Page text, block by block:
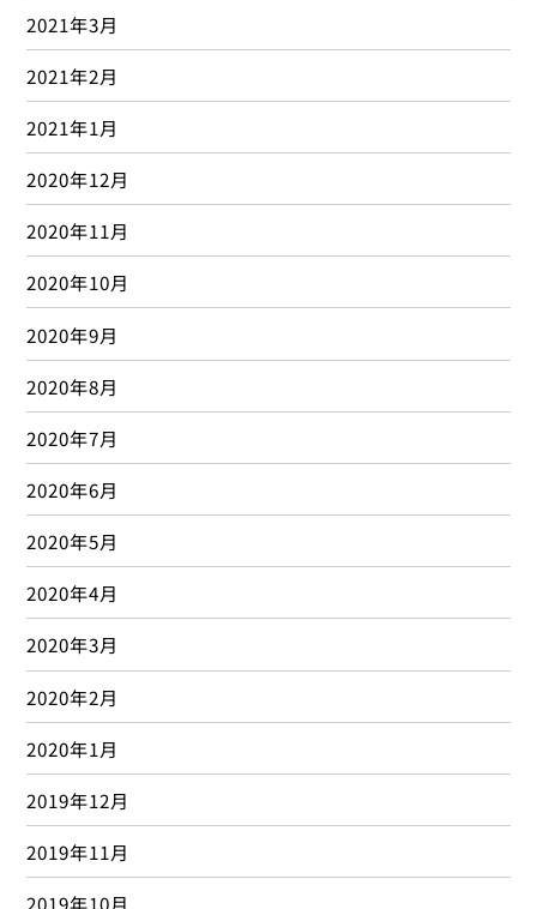
2018年2月
2018年1月
2017年12月
2017年11月
2017年10月
2017年9月
2017年8月
2017年7月
2017年6月
2017年5月
2017年4月
2017年3月
2017年2月
2017年1月
2016年12月
2016年11月
2016年10月